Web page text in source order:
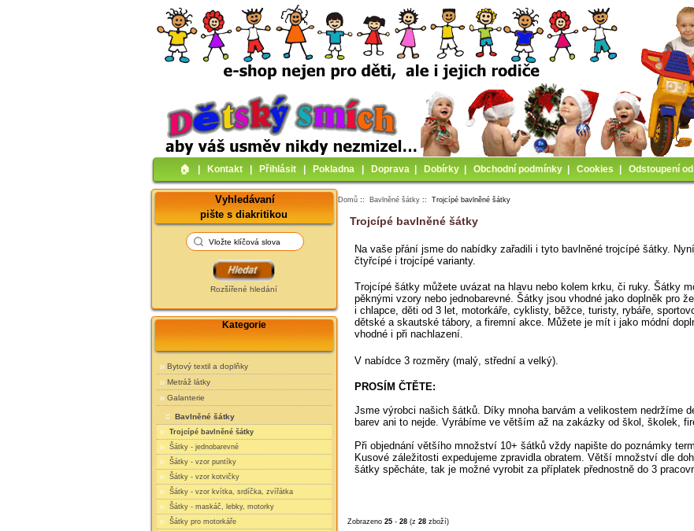
🏠︎ Kontakt Přihlásit Pokladna Doprava Dobírky Obchodní podmínky Cookies Odstoupení
Vyhledávaní
pište s diakritikou
Rozšířené hledání
Kategorie
Bytový textil a doplňky
Metráž látky
Galanterie
Bavlněné šátky
Trojcípé bavlněné šátky
Šátky - jednobarevné
Šátky - vzor puntíky
Šátky - vzor kotvičky
Šátky - vzor kvítka, srdíčka, zvířátka
Šátky - maskáč, lebky, motorky
Šátky pro motorkáře
Domů :: Bavlněné šátky :: Trojcípé bavlněné šátky
Trojcípé bavlněné šátky
Na vaše přání jsme do nabídky zařadili i tyto bavlněné trojcípé šátky.
čtyřcípé i trojcípé varianty.
Trojcípé šátky můžete uvázat na hlavu nebo kolem krku, či ruky. Šátky
pěknými vzory nebo jednobarevné. Šátky jsou vhodné jako doplněk pro
i chlapce, děti od 3 let, motorkáře, cyklisty, běžce, turisty, rybáře,
dětské a skautské tábory, a firemní akce. Můžete je mít i jako módní
vhodné i při nachlazení.
V nabídce 3 rozměry (malý, střední a velký).
PROSÍM ČTĚTE:
Jsme výrobci našich šátků. Díky mnoha barvám a velikostem nedržíme
barev ani to nejde. Vyrábíme ve větším až na zakázky od škol, školek,
Při objednání většího množství 10+ šátků vždy napište do poznámky
Kusové záležitosti expedujeme zpravidla obratem. Větší množství dle
šátky spěcháte, tak je možné vyrobit za příplatek přednostně do 3
Zobrazeno 25- 28(z 28zboží)